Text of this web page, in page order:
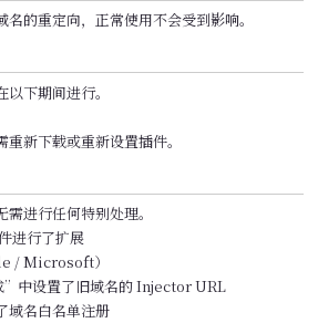
的重定向，正常使用不会受到影响。
下期间进行。
新下载或重新设置插件。
进行任何特别处理。
进行了扩展
/ Microsoft）
中设置了旧域名的 Injector URL
域名白名单注册